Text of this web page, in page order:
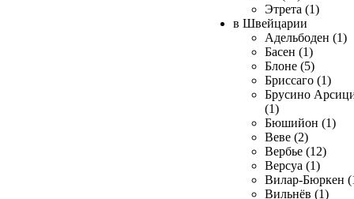
Этрета (1)
в Швейцарии
Адельбоден (1)
Басен (1)
Блоне (5)
Бриссаго (1)
Брусино
(1)
Бюшийон (1)
Веве (2)
Вербье (12)
Версуа (1)
Вилар-Бюркен
Вильнёв (1)